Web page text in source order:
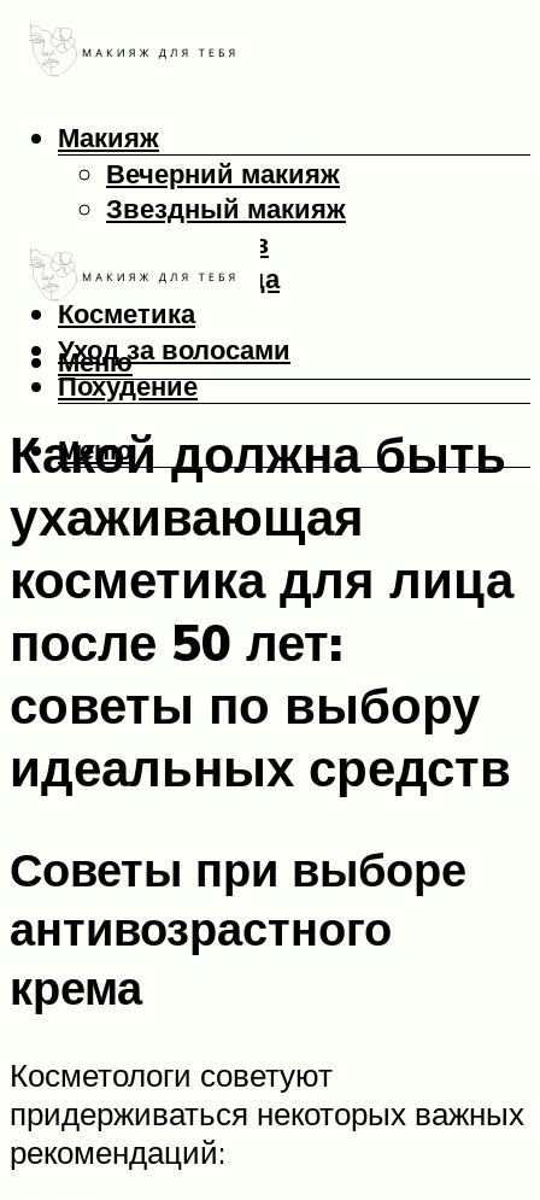
Макияж
Вечерний макияж
Звездный макияж
Макияж глаз
Макияж лица
Косметика
Уход за волосами
Похудение
Меню
Меню
Какой должна быть
ухаживающая
косметика для лица
после 50 лет:
советы по выбору
идеальных средств
Советы при выборе
антивозрастного
крема
Косметологи советуют
придерживаться некоторых важных
рекомендаций: